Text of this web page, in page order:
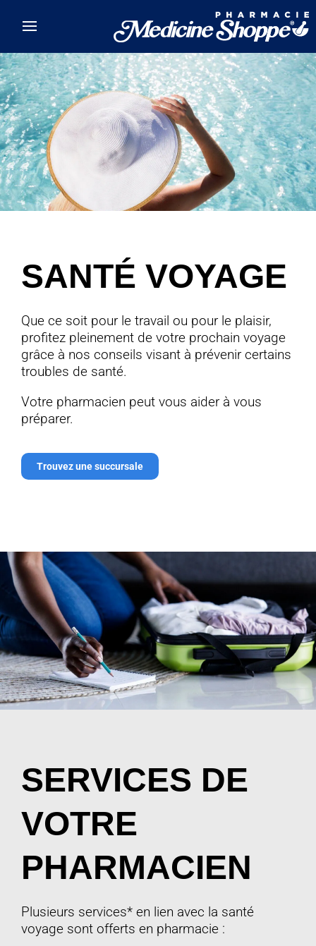
SANTÉ VOYAGE
Que ce soit pour le travail ou pour le plaisir,
profitez pleinement de votre prochain voyage
grâce à nos conseils visant à prévenir certains
troubles de santé.
Votre pharmacien peut vous aider à vous
préparer.
Trouvez une succursale
SERVICES DE
VOTRE
PHARMACIEN
Plusieurs services* en lien avec la santé
voyage sont offerts en pharmacie :